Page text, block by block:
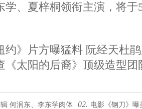
学、夏梓桐领衔主演，将于
约》片方曝猛料 阮经天杜
《太阳的后裔》顶级造型团
辑 何润东、李东学肉体 02. 电影《钢刀》曝